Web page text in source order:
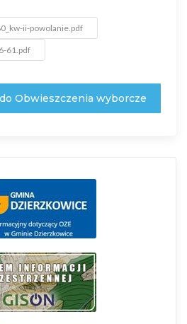
ii-powolanie.pdf
61.pdf
Obwieszczenia wyborcze